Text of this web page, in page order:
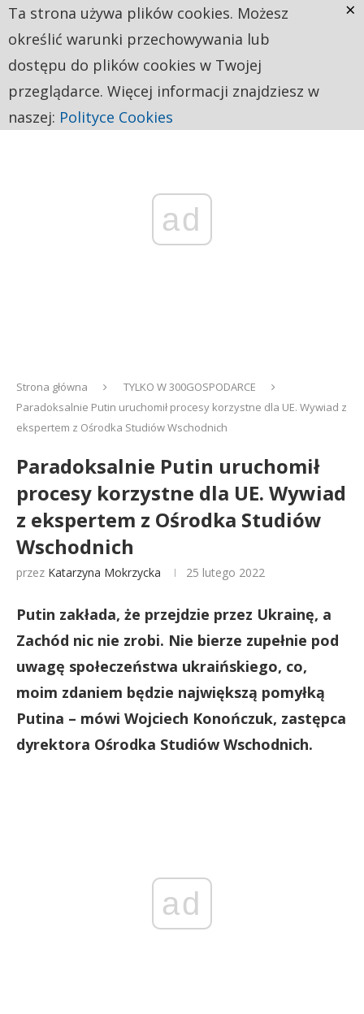
ad
Strona główna
TYLKO W 300GOSPODARCE
Paradoksalnie Putin uruchomił procesy korzystne dla UE. Wywiad z
ekspertem z Ośrodka Studiów Wschodnich
Paradoksalnie Putin uruchomił
procesy korzystne dla UE. Wywiad
z ekspertem z Ośrodka Studiów
Wschodnich
przez Katarzyna Mokrzycka 25 lutego 2022
Putin zakłada, że przejdzie przez Ukrainę, a
Zachód nic nie zrobi. Nie bierze zupełnie pod
uwagę społeczeństwa ukraińskiego, co,
moim zdaniem będzie największą pomyłką
Putina – mówi Wojciech Konończuk, zastępca
dyrektora Ośrodka Studiów Wschodnich.
ad
Ta strona używa plików cookies. Możesz
określić warunki przechowywania lub
dostępu do plików cookies w Twojej
przeglądarce. Więcej informacji znajdziesz w
naszej: Polityce Cookies
×